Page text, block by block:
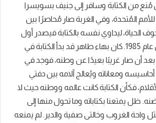
مُنع من الكتابة وسافر إلى جنيف بسويسرا
المُتحدة، وفي الغربة صار مُحاصرًا بين
الحياة، ليداوي نفسه بالكتابة فيصدر أول
رواياته شرق النخيل عام 1985. كان بهاء طاهر قد بدأ الكتابة في
أن صار غريبًا بعيدًا عن وطنه، فوجد في
أحاسيسه ومعاناته ويُعالج آلامه بين دفتي
فكأن الكتابة كانت عالمه ووطنه حيث لا
ظل يمتعنا بكتاباته وما تحول منها إلى
واحة الغروب وخالتى صفية والدير. لم يمنعه